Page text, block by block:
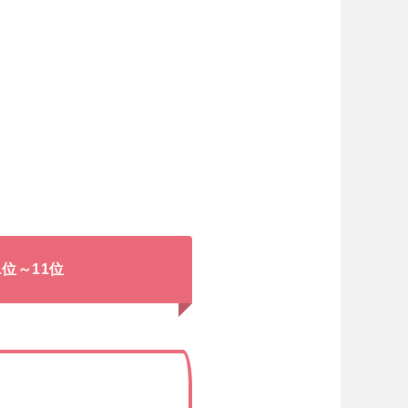
～11位